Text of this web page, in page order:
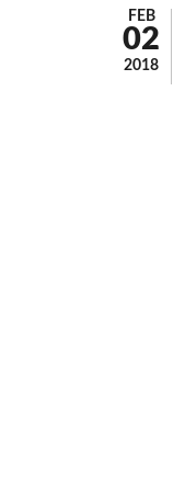
FEB
02
2018